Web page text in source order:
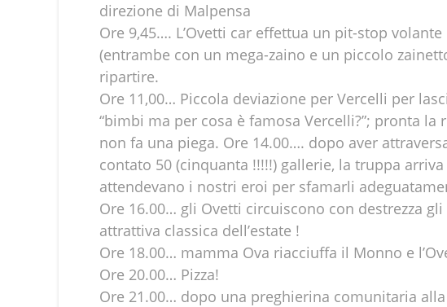
direzione di Malpensa
Ore 9,45…. L’Ovetti car effettua un pit-stop
(entrambe con un mega-zaino e un piccolo
ripartire.
Ore 11,00… Piccola deviazione per Vercelli per
“bimbi ma per cosa è famosa Vercelli?”; pronta
non fa una piega. Ore 14.00…. dopo aver
contato 50 (cinquanta !!!!!) gallerie, la truppa
attendevano i nostri eroi per sfamarli
Ore 16.00… gli Ovetti circuiscono con destrezza
attrattiva classica dell’estate !
Ore 18.00… mamma Ova riacciuffa il Monno e
Ore 20.00… Pizza!
Ore 21.00… dopo una preghierina comunitaria